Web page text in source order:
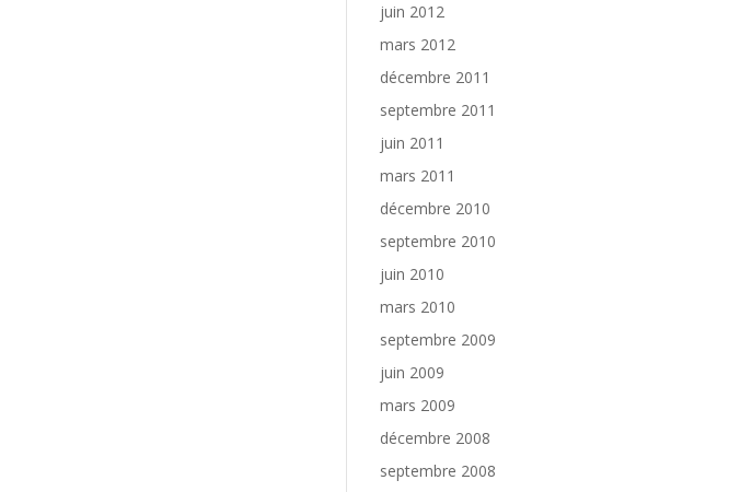
juin 2012
mars 2012
décembre 2011
septembre 2011
juin 2011
mars 2011
décembre 2010
septembre 2010
juin 2010
mars 2010
septembre 2009
juin 2009
mars 2009
décembre 2008
septembre 2008